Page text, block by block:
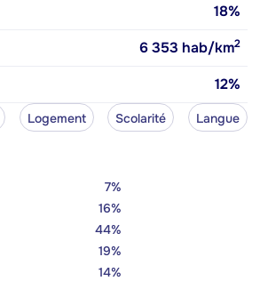
18%
6 353 hab/km2
12%
Logement Scolarité Langue
7%
16%
44%
19%
14%